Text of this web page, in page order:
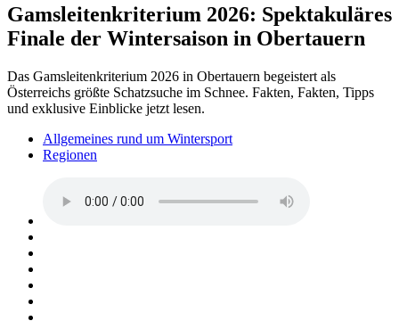
Gamsleitenkriterium 2026: Spektakuläres
Finale der Wintersaison in Obertauern
Das Gamsleitenkriterium 2026 in Obertauern begeistert als
Österreichs größte Schatzsuche im Schnee. Fakten, Fakten, Tipps
und exklusive Einblicke jetzt lesen.
Allgemeines rund um Wintersport
Regionen